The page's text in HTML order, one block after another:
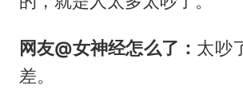
网友@女神经怎么了： 太吵
差。